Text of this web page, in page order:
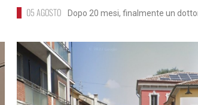
05 AGOSTO Dopo 20 mesi, finalmente un